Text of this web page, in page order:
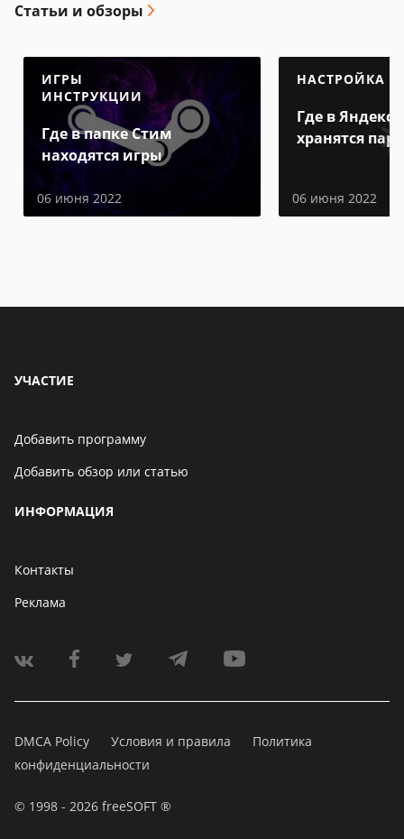
Статьи и обзоры
ИГРЫ
ИНСТРУКЦИИ
Где в папке Стим
находятся игры
06 июня 2022
НАСТРОЙКА
Где в Яндекс
хранятся
06 июня 2022
УЧАСТИЕ
Добавить программу
Добавить обзор или статью
ИНФОРМАЦИЯ
Контакты
Реклама
DMCA Policy Условия и правила
Политика
конфиденциальности
© 1998 - 2026 freeSOFT ®